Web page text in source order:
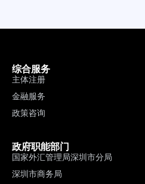
综合服务
主体注册
金融服务
政策咨询
政府职能部门
国家外汇管理局深圳市分局
深圳市商务局